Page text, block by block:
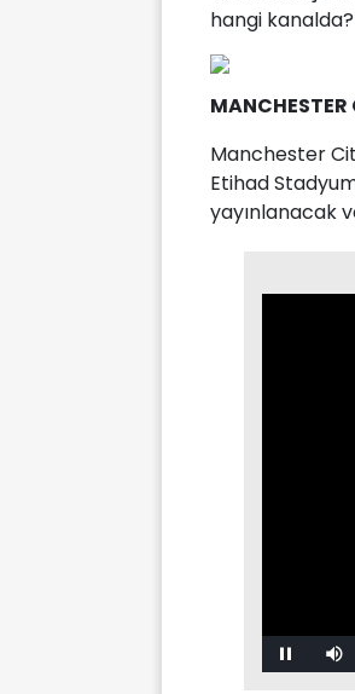
hangi kanalda?
Manchester
Etihad
yayınlanacak
Mute